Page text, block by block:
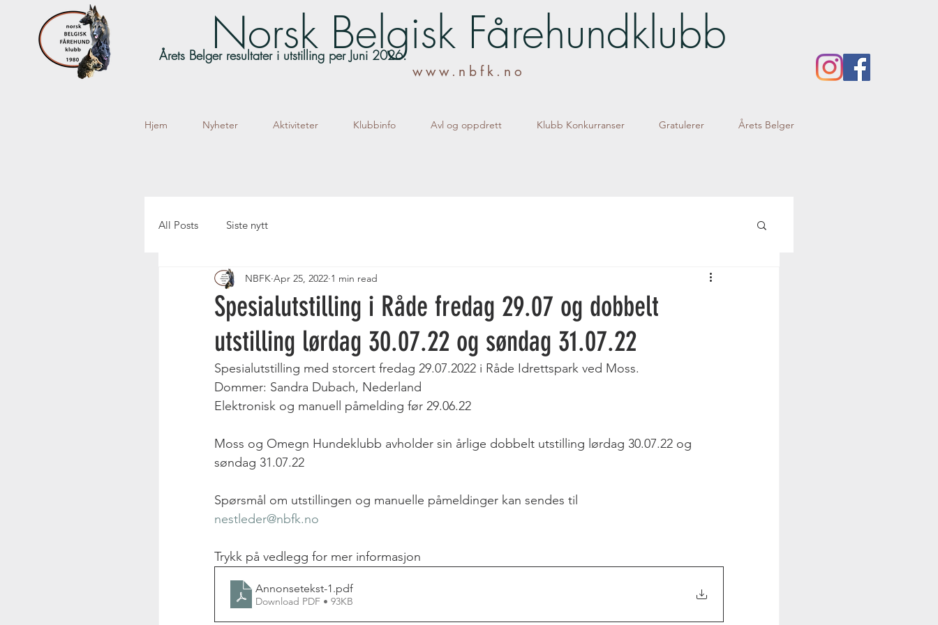
Norsk Belgisk Fårehundklubb
www.nbfk.no
Årets Belger resultater i utstilling per Juni 2026.
Hjem Nyheter Aktiviteter Klubbinfo Avl og oppdrett Klubb Konkurranser Gratulerer Årets Belger
All Posts Siste nytt
Spesialutstilling i Råde fredag 29.07 og dobbelt
utstilling lørdag 30.07.22 og søndag 31.07.22
NBFK Apr 25, 2022 1 min read
Spesialutstilling med storcert fredag 29.07.2022 i Råde Idrettspark ved Moss.
Dommer: Sandra Dubach, Nederland
Elektronisk og manuell påmelding før 29.06.22
Moss og Omegn Hundeklubb avholder sin årlige dobbelt utstilling lørdag 30.07.22 og
søndag 31.07.22
Spørsmål om utstillingen og manuelle påmeldinger kan sendes til
nestleder@nbfk.no
Trykk på vedlegg for mer informasjon
Annonsetekst-1.pdf
Download PDF • 93KB